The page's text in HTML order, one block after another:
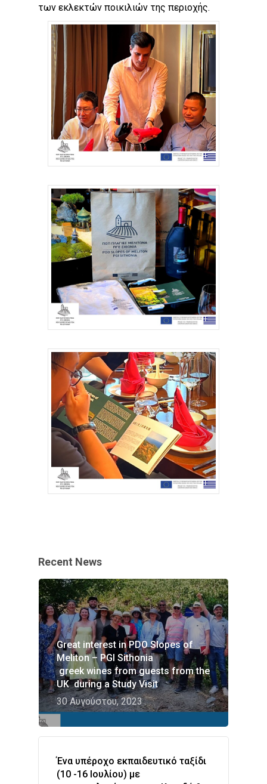
των εκλεκτών ποικιλιών της περιοχής.
Recent News
Great interest in PDO Slopes of
Meliton – PGI Sithonia
greek wines from guests from the
UK during a Study Visit
30 Αυγούστου, 2023
Ένα υπέροχο εκπαιδευτικό ταξίδι
(10 -16 Ιουλίου) με
ΑΡΧΙΚΗ
ΑΜΠΕΛΩΝΑΣ
Ελλάδα: πλούτος
και οίνου
ΠΟΠ Πλαγιές
GALLERY